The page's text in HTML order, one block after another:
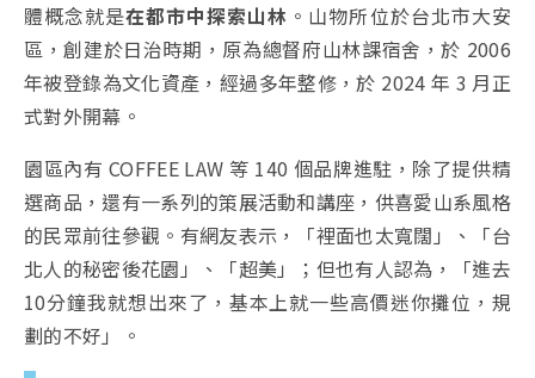
體概念就是在都市中探索山林 。山物所位於台北市大安
區，創建於日治時期，原為總督府山林課宿舍，於 2006
年被登錄為文化資產，經過多年整修，於 2024 年 3 月正
式對外開幕。
園區內有 COFFEE LAW 等 140 個品牌進駐，除了提供精
選商品，還有一系列的策展活動和講座，供喜愛山系風格
的民眾前往參觀。有網友表示，「裡面也太寬闊」、「台
北人的秘密後花園」、「超美」；但也有人認為，「進去
10分鐘我就想出來了，基本上就一些高價迷你攤位，規
劃的不好」。